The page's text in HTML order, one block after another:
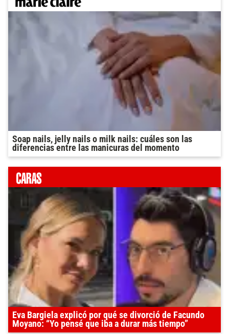
Soap nails, jelly nails o milk nails: cuáles son las
diferencias entre las manicuras del momento
Eva Bargiela explicó por qué se divorció de Facundo
Moyano: “Yo pensé que iba a durar más tiempo”